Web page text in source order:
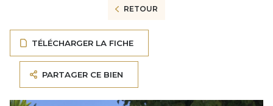
RETOUR
TÉLÉCHARGER LA FICHE
PARTAGER CE BIEN